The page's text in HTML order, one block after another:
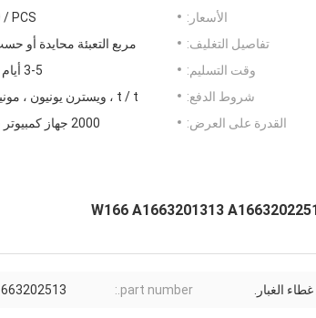
الأسعار:
PCS.
تفاصيل التغليف:
مربع التعبئة محايدة أو
وقت التسليم:
3-5 أيام بعد تلقي الدفع.
شروط الدفع:
t / t ، ويسترن يونيون ، مونيغرام ، paypal.
القدرة على العرض:
2000 جهاز كمبيوتر شخصى / شهر.
الغبار. part number.: